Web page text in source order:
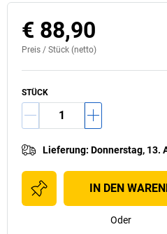
€ 88,90
Preis / Stück (netto)
STÜCK
Lieferung: Donnerstag, 13.
IN DEN
Oder